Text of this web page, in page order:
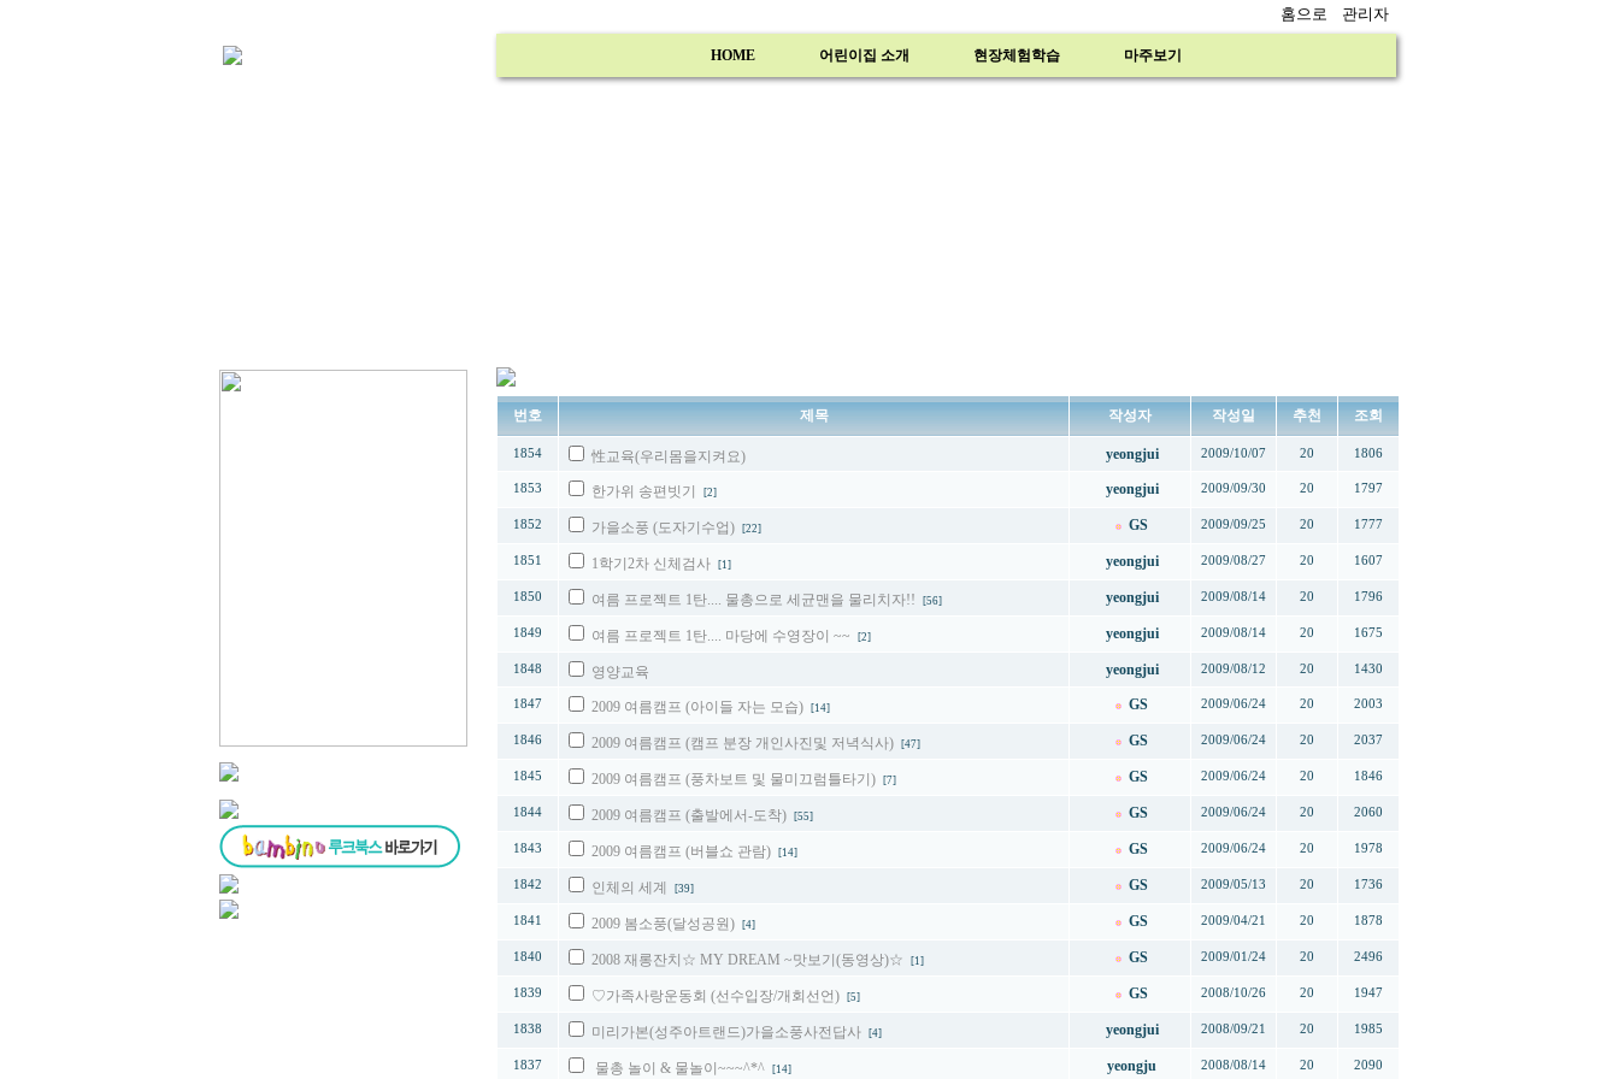
홈으로 관리자
HOME 어린이집 소개 현장체험학습 마주보기
번호 제목 작성자 작성일 추천 조회
1854 性교육(우리몸을지켜요) yeongjui 2009/10/07 20 1806
1853 한가위 송편빗기 [2] yeongjui 2009/09/30 20 1797
1852 가을소풍 (도자기수업) [22] GS 2009/09/25 20 1777
1851 1학기2차 신체검사 [1] yeongjui 2009/08/27 20 1607
1850 여름 프로젝트 1탄.... 물총으로 세균맨을 물리치자!! [56] yeongjui 2009/08/14 20 1796
1849 여름 프로젝트 1탄.... 마당에 수영장이 ~~ [2] yeongjui 2009/08/14 20 1675
1848 영양교육 yeongjui 2009/08/12 20 1430
1847 2009 여름캠프 (아이들 자는 모습) [14] GS 2009/06/24 20 2003
1846 2009 여름캠프 (캠프 분장 개인사진및 저녁식사) [47] GS 2009/06/24 20 2037
1845 2009 여름캠프 (풍차보트 및 물미끄럼틀타기) [7] GS 2009/06/24 20 1846
1844 2009 여름캠프 (출발에서-도착) [55] GS 2009/06/24 20 2060
1843 2009 여름캠프 (버블쇼 관람) [14] GS 2009/06/24 20 1978
1842 인체의 세계 [39] GS 2009/05/13 20 1736
1841 2009 봄소풍(달성공원) [4] GS 2009/04/21 20 1878
1840 2008 재롱잔치☆ MY DREAM ~맛보기(동영상)☆ [1] GS 2009/01/24 20 2496
1839 ♡가족사랑운동회 (선수입장/개회선언) [5] GS 2008/10/26 20 1947
1838 미리가본(성주아트랜드)가을소풍사전답사 [4] yeongjui 2008/09/21 20 1985
1837 물총 놀이 & 물놀이~~~^*^ [14] yeongju 2008/08/14 20 2090